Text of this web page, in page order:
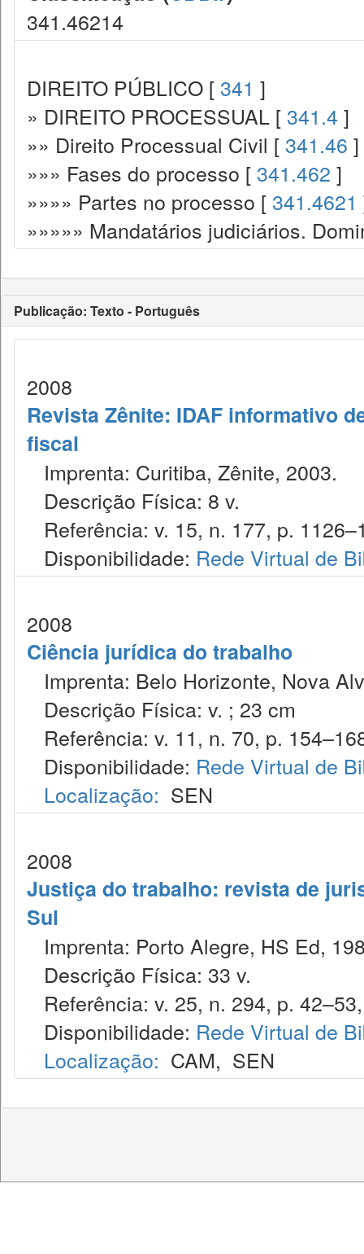
341.46214
DIREITO PÚBLICO [ 341 ]
» DIREITO PROCESSUAL [ 341.4 ]
»» Direito Processual Civil [ 341.46 ]
»»» Fases do processo [ 341.462 ]
»»»» Partes no processo [ 341.4621
»»»»» Mandatários judiciários.
Publicação: Texto - Português
2008
Revista Zênite: IDAF informativo
fiscal
Imprenta: Curitiba, Zênite, 2003.
Descrição Física: 8 v.
Referência: v. 15, n. 177, p.
Disponibilidade: Rede Virtual de
2008
Ciência jurídica do trabalho
Imprenta: Belo Horizonte, Nova
Descrição Física: v. ; 23 cm
Referência: v. 11, n. 70, p.
Disponibilidade: Rede Virtual de
Localização: SEN
2008
Justiça do trabalho: revista de
Sul
Imprenta: Porto Alegre, HS Ed,
Descrição Física: 33 v.
Referência: v. 25, n. 294, p.
Disponibilidade: Rede Virtual de
Localização: CAM, SEN